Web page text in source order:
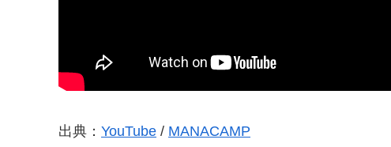
出典： YouTube / MANACAMP